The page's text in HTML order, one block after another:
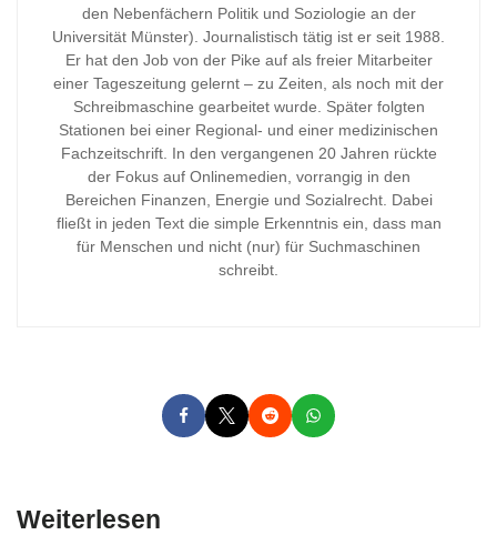
den Nebenfächern Politik und Soziologie an der
Universität Münster). Journalistisch tätig ist er seit 1988.
Er hat den Job von der Pike auf als freier Mitarbeiter
einer Tageszeitung gelernt – zu Zeiten, als noch mit der
Schreibmaschine gearbeitet wurde. Später folgten
Stationen bei einer Regional- und einer medizinischen
Fachzeitschrift. In den vergangenen 20 Jahren rückte
der Fokus auf Onlinemedien, vorrangig in den
Bereichen Finanzen, Energie und Sozialrecht. Dabei
fließt in jeden Text die simple Erkenntnis ein, dass man
für Menschen und nicht (nur) für Suchmaschinen
schreibt.
Weiterlesen